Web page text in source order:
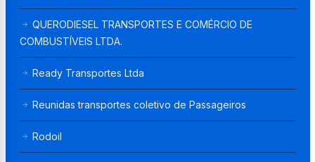
QUERODIESEL TRANSPORTES E COMÉRCIO DE
COMBUSTÍVEIS LTDA.
Ready Transportes Ltda
Reunidas transportes coletivo de Passageiros
Rodoil